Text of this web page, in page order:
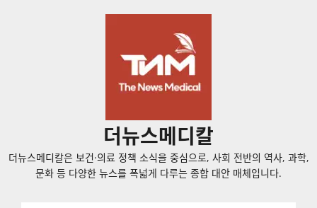
더뉴스메디칼
더뉴스메디칼은 보건·의료 정책 소식을 중심으로, 사회 전반의 역사, 과학,
문화 등 다양한 뉴스를 폭넓게 다루는 종합 대안 매체입니다.